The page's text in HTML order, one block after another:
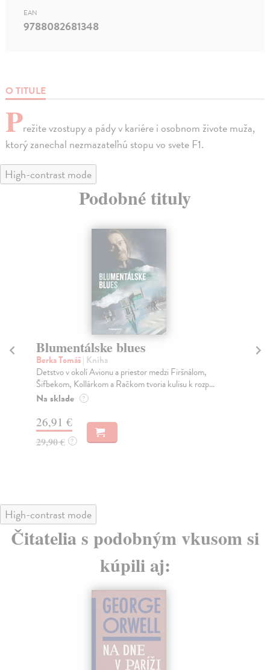
O TITULE
Prežite vzostupy a pády v kariére i osobnom živote muža,
ktorý zanechal nezmazateľnú stopu vo svete F1.
EAN
9788082681348
High-contrast mode
Podobné tituly
Blumentálske blues
Berka Tomáš| Kniha
Detstvo v okolí Avionu a priestor medzi Firšnálom,
Šifbekom, Kollárkom a Račkom tvoria kulisu k rozp...
Na sklade ?
26,91 €
29,90 € ?
High-contrast mode
Čitatelia s podobným vkusom si
kúpili aj: